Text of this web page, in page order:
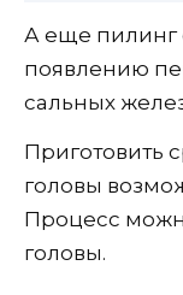
А еще пилинг
появлению
сальных
Приготовить
головы
Процесс
головы.